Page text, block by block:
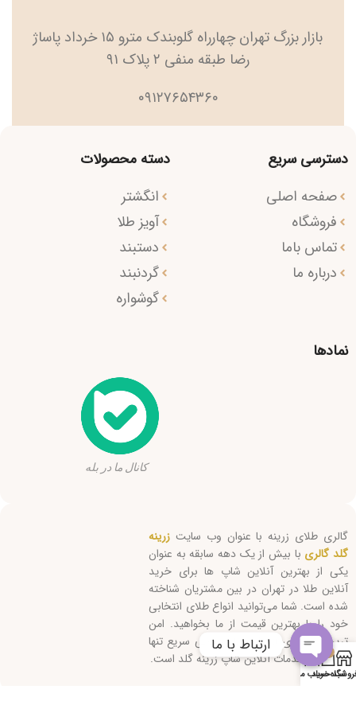
بازار بزرگ تهران چهارراه گلوبندک مترو ۱۵ خرداد پاساژ
رضا طبقه منفی ۲ پلاک ۹۱
۰۹۱۲۷۶۵۴۳۶۰
دسترسی سریع
صفحه اصلی
فروشگاه
تماس باما
درباره ما
دسته محصولات
انگشتر
آویز طلا
دستبند
گردنبند
گوشواره
نمادها
کانال ما در بله
گالری طلای زرینه با عنوان وب سایت زرینه
گلد گالری با بیش از یک دهه سابقه به عنوان
یکی از بهترین آنلاین شاپ ها برای خرید
آنلاین طلا در تهران در بین مشتریان شناخته
شده است. شما می‌توانید انواع طلای انتخابی
خود را با بهترین قیمت از ما بخواهید. امن
ترین روش‌های ارسال و پاسخگویی سریع تنها
بخشی از خدمات آنلاین شاپ زرینه گلد است.
سبد خرید
حساب من
ارتباط با ما
Open